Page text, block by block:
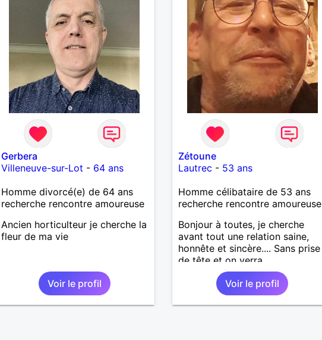
Gerbera
Villeneuve-sur-Lot - 64 ans
Homme divorcé(e) de 64 ans
recherche rencontre amoureuse
Ancien horticulteur je cherche la
fleur de ma vie
Voir le profil
Zétoune
Lautrec - 53 ans
Homme célibataire de 53 ans
recherche rencontre amoureuse
Bonjour à toutes, je cherche
avant tout une relation saine,
honnête et sincère.... Sans prise
de tête et on verra
Voir le profil